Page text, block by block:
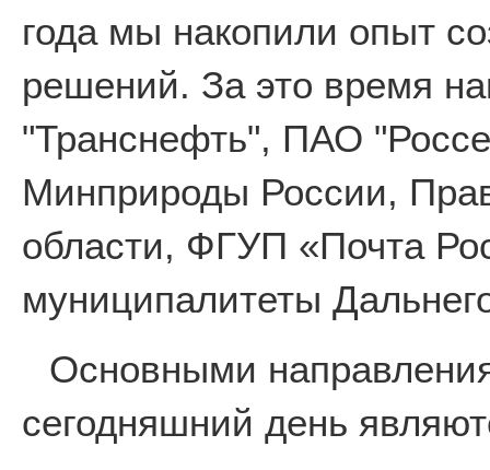
года мы накопили опыт
решений. За это время
"Транснефть", ПАО
Минприроды России,
области, ФГУП «Почта
муниципалитеты
Основными
сегодняшний день